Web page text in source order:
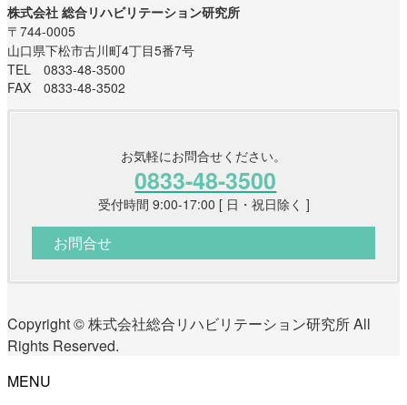
株式会社 総合リハビリテーション研究所
〒744-0005
山口県下松市古川町4丁目5番7号
TEL 0833-48-3500
FAX 0833-48-3502
お気軽にお問合せください。
0833-48-3500
受付時間 9:00-17:00 [ 日・祝日除く ]
お問合せ
Copyright © 株式会社総合リハビリテーション研究所 All
Rights Reserved.
MENU